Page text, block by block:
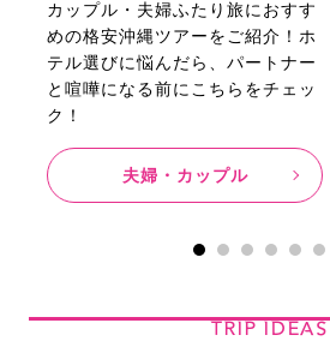
カップル・夫婦ふたり旅におすす
めの格安沖縄ツアーをご紹介！ホ
テル選びに悩んだら、パートナー
と喧嘩になる前にこちらをチェッ
ク！
夫婦・カップル
TRIP IDEAS